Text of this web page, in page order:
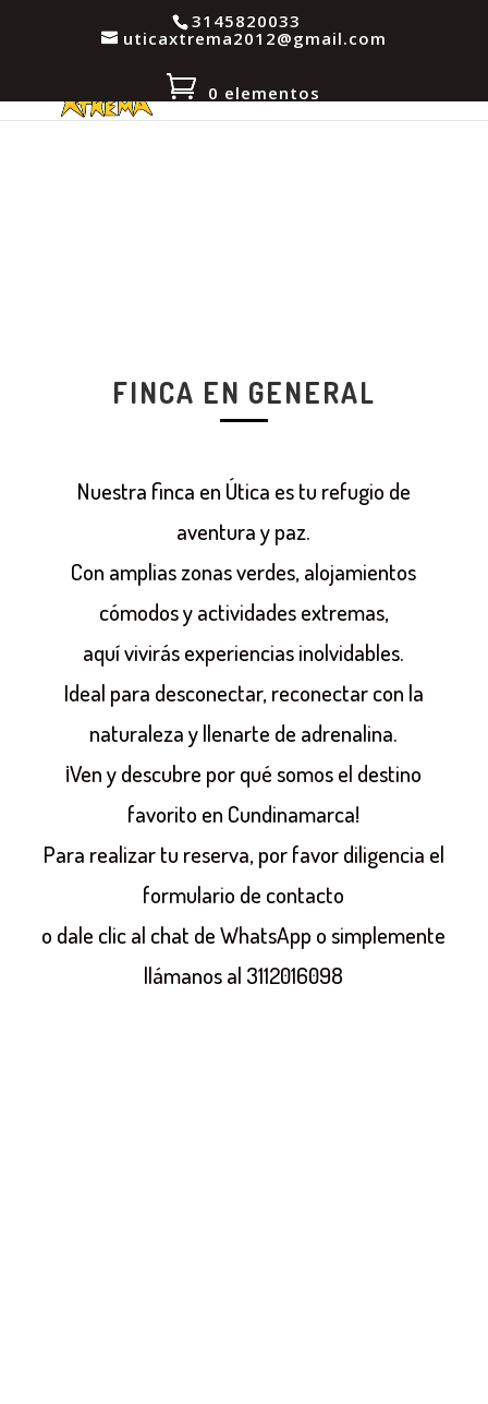
3145820033
uticaxtrema2012@gmail.com
0 elementos
FINCA EN GENERAL
Nuestra finca en Útica es tu refugio de
aventura y paz.
Con amplias zonas verdes, alojamientos
cómodos y actividades extremas,
aquí vivirás experiencias inolvidables.
Ideal para desconectar, reconectar con la
naturaleza y llenarte de adrenalina.
¡Ven y descubre por qué somos el destino
favorito en Cundinamarca!
Para realizar tu reserva, por favor diligencia el
formulario de contacto
o dale clic al chat de WhatsApp o simplemente
llámanos al 3112016098